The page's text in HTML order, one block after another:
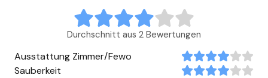
Durchschnitt aus 2 Bewertungen
Ausstattung Zimmer/Fewo
Sauberkeit